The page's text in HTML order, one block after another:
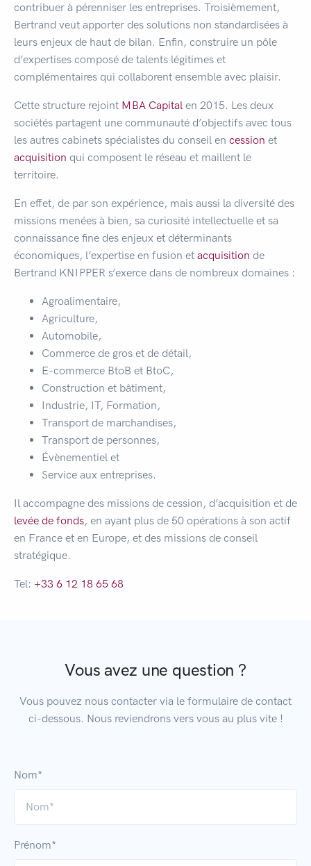
contribuer à pérenniser les entreprises. Troisièmement,
Bertrand veut apporter des solutions non standardisées à
leurs enjeux de haut de bilan. Enfin, construire un pôle
d’expertises composé de talents légitimes et
complémentaires qui collaborent ensemble avec plaisir.
Cette structure rejoint MBA Capital en 2015. Les deux
sociétés partagent une communauté d’objectifs avec tous
les autres cabinets spécialistes du conseil en cession et
acquisition qui composent le réseau et maillent le
territoire.
En effet, de par son expérience, mais aussi la diversité des
missions menées à bien, sa curiosité intellectuelle et sa
connaissance fine des enjeux et déterminants
économiques, l’expertise en fusion et acquisition de
Bertrand KNIPPER s’exerce dans de nombreux domaines :
Agroalimentaire,
Agriculture,
Automobile,
Commerce de gros et de détail,
E-commerce BtoB et BtoC,
Construction et bâtiment,
Industrie, IT, Formation,
Transport de marchandises,
Transport de personnes,
Évènementiel et
Service aux entreprises.
Il accompagne des missions de cession, d’acquisition et de
levée de fonds, en ayant plus de 50 opérations à son actif
en France et en Europe, et des missions de conseil
stratégique.
Tel: +33 6 12 18 65 68
Vous avez une question ?
Vous pouvez nous contacter via le formulaire de contact
ci-dessous. Nous reviendrons vers vous au plus vite !
Nom*
Prénom*